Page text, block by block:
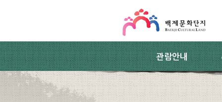
관람안내